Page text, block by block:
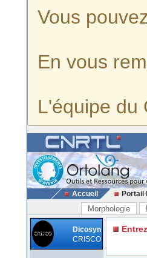
Vous
En vous
L'équipe du
Accueil Portail
Morphologie
Dicosyn
CRISCO